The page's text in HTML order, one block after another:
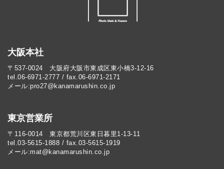
大阪本社
〒537-0024 大阪府大阪市東成区東小橋3-12-16
tel.06-6971-2777 / fax.06-6971-2171
メール:pro27@kanamarushin.co.jp​
東京営業所
〒116-0014 東京都荒川区東日暮里1-13-11
tel.03-5615-1888 / fax.03-5615-1919
メール:mat@kanamarushin.co.jp